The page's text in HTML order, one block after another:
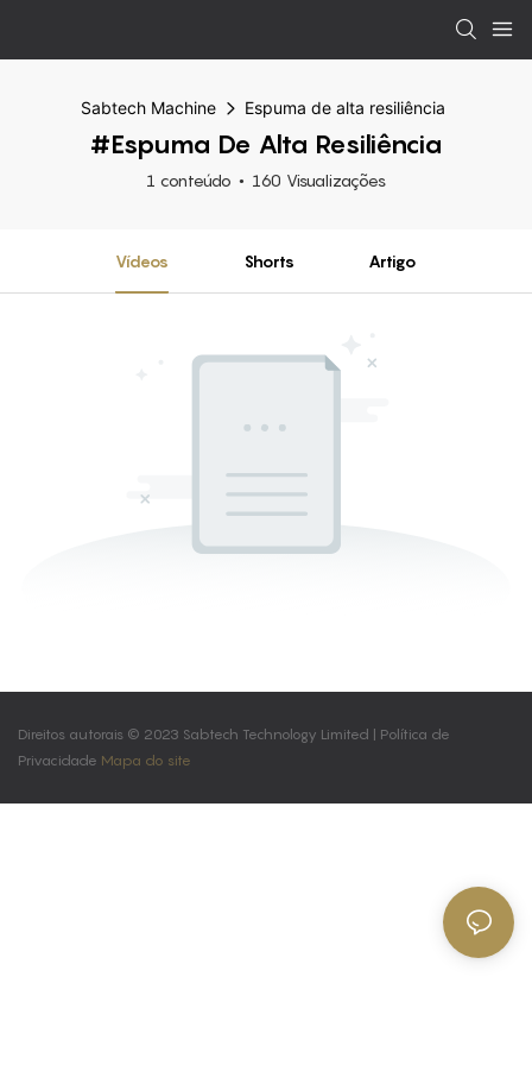
Sabtech Machine Espuma de alta resiliência
#Espuma De Alta Resiliência
1 conteúdo 160 Visualizações
Vídeos Shorts Artigo
Direitos autorais © 2023 Sabtech Technology Limited | Política de
Privacidade Mapa do site